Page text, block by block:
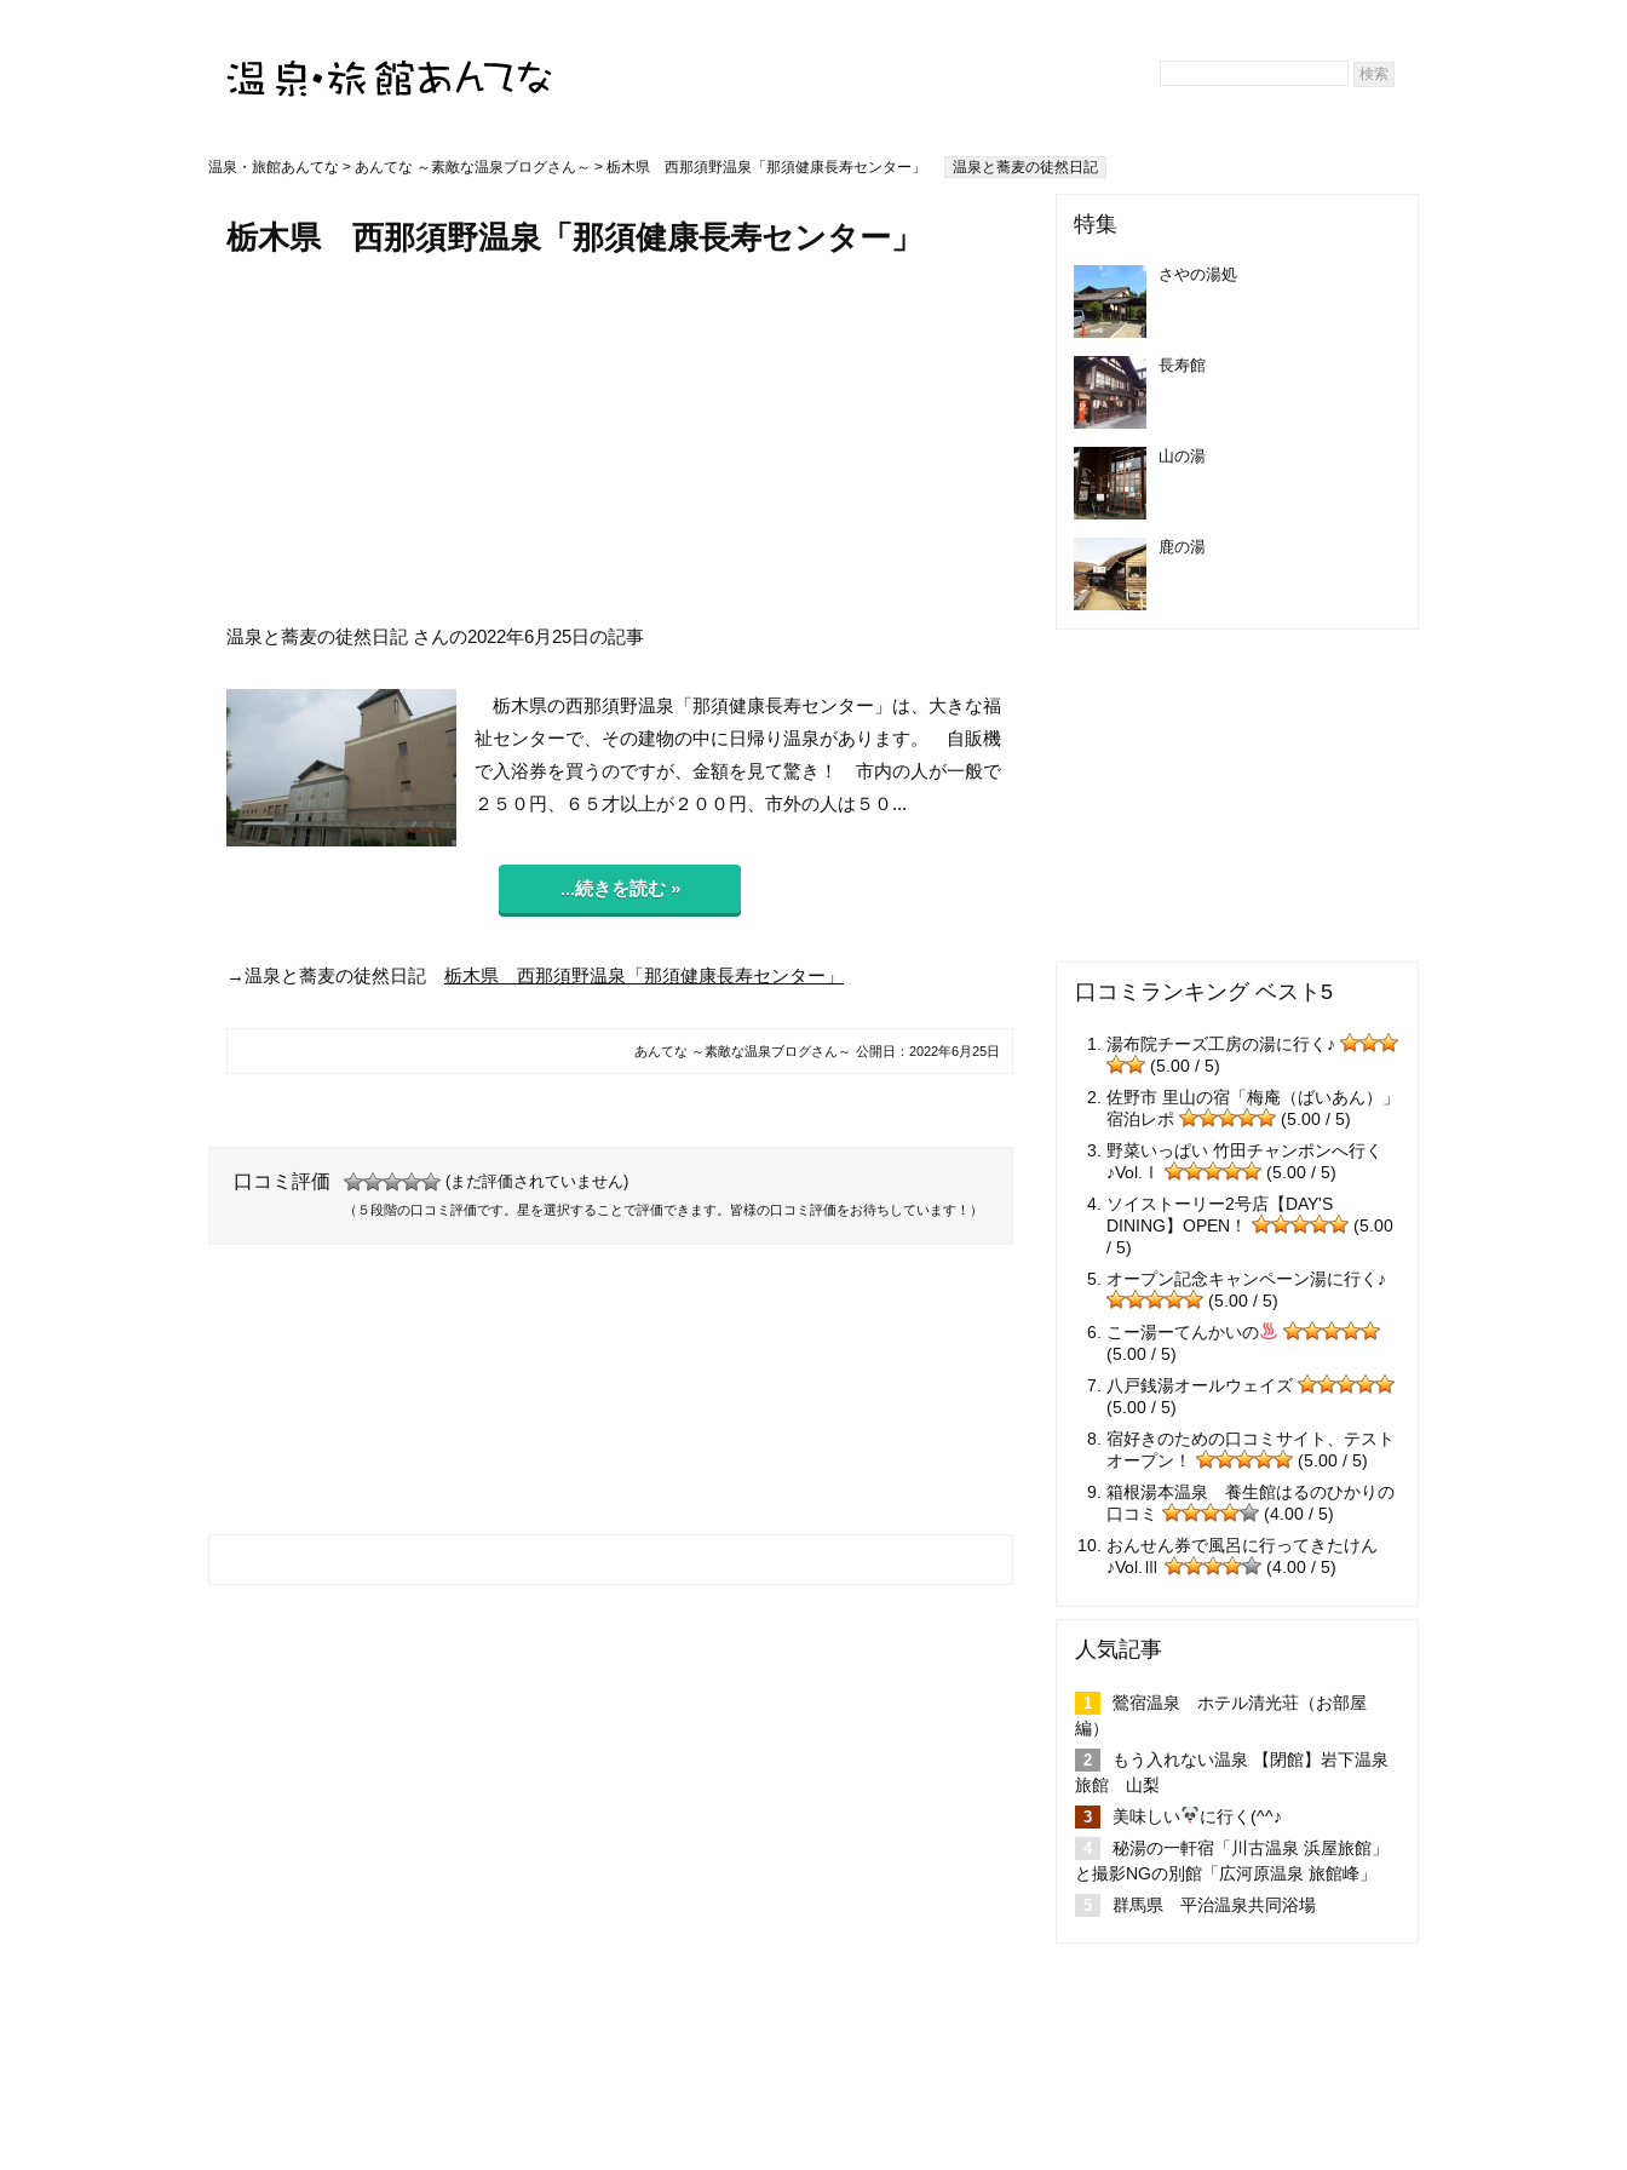
温泉・旅館あんてな > あんてな ～素敵な温泉ブログさん～ > 栃木県 西那須野温泉「那須健康長寿センター」 温泉と蕎麦の徒然日記
栃木県 西那須野温泉「那須健康長寿センター」
温泉と蕎麦の徒然日記 さんの2022年6月25日の記事
栃木県の西那須野温泉「那須健康長寿センター」は、大きな福
祉センターで、その建物の中に日帰り温泉があります。 自販機
で入浴券を買うのですが、金額を見て驚き！ 市内の人が一般で
２５０円、６５才以上が２００円、市外の人は５０...
...続きを読む »
→温泉と蕎麦の徒然日記 栃木県 西那須野温泉「那須健康長寿センター」
あんてな ～素敵な温泉ブログさん～ 公開日： 2022年6月25日
口コミ評価 (まだ評価されていません)
（５段階の口コミ評価です。星を選択することで評価できます。皆様の口コミ評価をお待ちしています！）
特集
さやの湯処
長寿館
山の湯
鹿の湯
口コミランキング ベスト5
湯布院チーズ工房の湯に行く♪
(5.00 / 5)
佐野市 里山の宿「梅庵（ばいあん）」
宿泊レポ
(5.00 / 5)
野菜いっぱい 竹田チャンポンへ行く
♪Vol.Ⅰ
(5.00 / 5)
ソイストーリー2号店【DAY'S
DINING】OPEN！
(5.00
/ 5)
オープン記念キャンペーン湯に行く♪
(5.00 / 5)
こー湯ーてんかいの
(5.00 / 5)
八戸銭湯オールウェイズ
(5.00 / 5)
宿好きのための口コミサイト、テスト
オープン！
(5.00 / 5)
箱根湯本温泉 養生館はるのひかりの
口コミ
(4.00 / 5)
おんせん券で風呂に行ってきたけん
♪Vol.Ⅲ
(4.00 / 5)
人気記事
鶯宿温泉 ホテル清光荘（お部屋
編）
もう入れない温泉 【閉館】岩下温泉
旅館 山梨
美味しい
に行く(^^♪
秘湯の一軒宿「川古温泉 浜屋旅館」
と撮影NGの別館「広河原温泉 旅館峰」
群馬県 平治温泉共同浴場